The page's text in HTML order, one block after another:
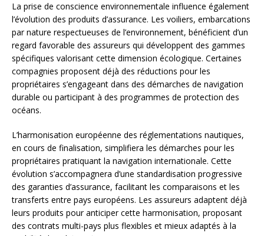
La prise de conscience environnementale influence également
l’évolution des produits d’assurance. Les voiliers, embarcations
par nature respectueuses de l’environnement, bénéficient d’un
regard favorable des assureurs qui développent des gammes
spécifiques valorisant cette dimension écologique. Certaines
compagnies proposent déjà des réductions pour les
propriétaires s’engageant dans des démarches de navigation
durable ou participant à des programmes de protection des
océans.
L’harmonisation européenne des réglementations nautiques,
en cours de finalisation, simplifiera les démarches pour les
propriétaires pratiquant la navigation internationale. Cette
évolution s’accompagnera d’une standardisation progressive
des garanties d’assurance, facilitant les comparaisons et les
transferts entre pays européens. Les assureurs adaptent déjà
leurs produits pour anticiper cette harmonisation, proposant
des contrats multi-pays plus flexibles et mieux adaptés à la